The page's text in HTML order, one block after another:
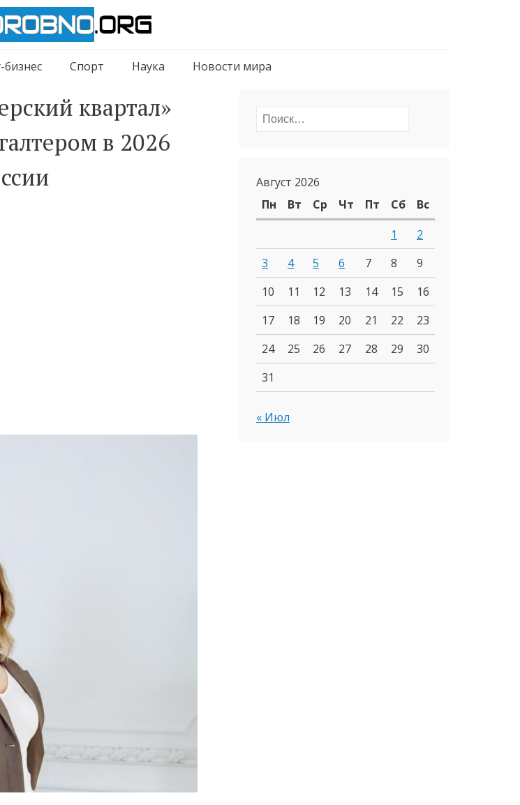
Спорт Наука Новости мира
квартал»
в 2026
Найти:
Август 2026
Пн
Вт Ср Чт Пт Сб
Вс
1
2
3
4 5 6 7 8
9
10
11 12 13 14 15
16
17
18 19 20 21 22
23
24
25 26 27 28 29
30
31
« Июл